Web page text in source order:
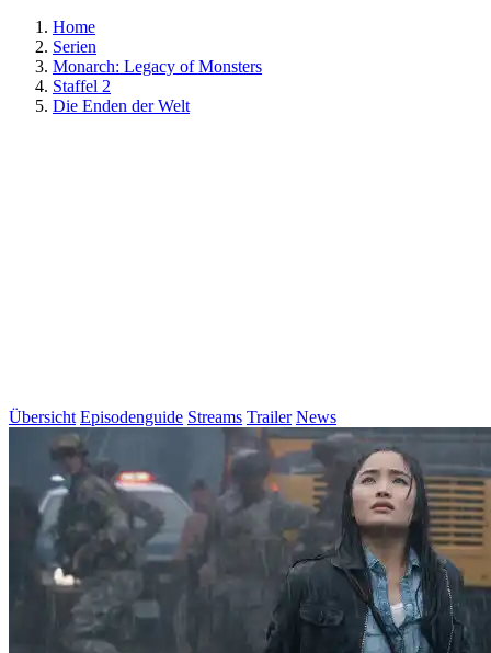
Home
Serien
Monarch: Legacy of Monsters
Staffel 2
Die Enden der Welt
Übersicht Episodenguide Streams Trailer News